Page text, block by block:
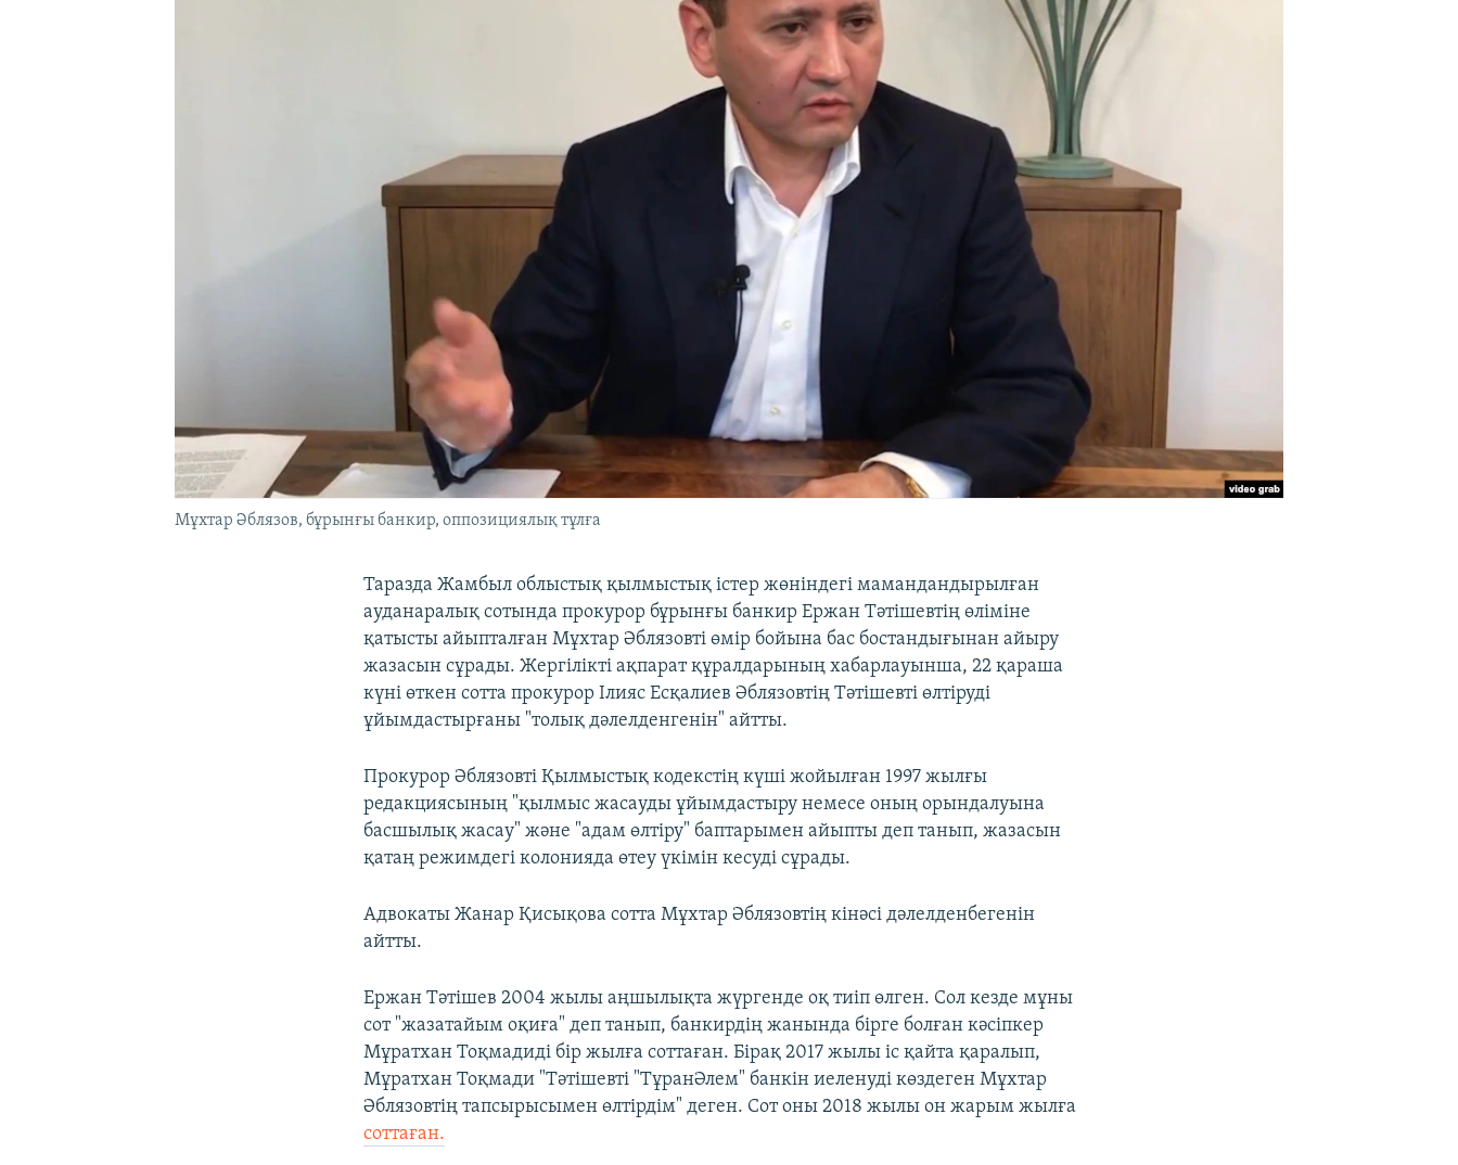
Мұхтар Әблязов, бұрынғы банкир, оппозициялық тұлға
Таразда Жамбыл облыстық қылмыстық істер жөніндегі мамандандырылған
ауданаралық сотында прокурор бұрынғы банкир Ержан Тәтішевтің өліміне
қатысты айыпталған Мұхтар Әблязовті өмір бойына бас бостандығынан айыру
жазасын сұрады. Жергілікті ақпарат құралдарының хабарлауынша, 22 қараша
күні өткен сотта прокурор Ілияс Есқалиев Әблязовтің Тәтішевті өлтіруді
ұйымдастырғаны "толық дәлелденгенін" айтты.
Прокурор Әблязовті Қылмыстық кодекстің күші жойылған 1997 жылғы
редакциясының "қылмыс жасауды ұйымдастыру немесе оның орындалуына
басшылық жасау" және "адам өлтіру" баптарымен айыпты деп танып, жазасын
қатаң режимдегі колонияда өтеу үкімін кесуді сұрады.
Адвокаты Жанар Қисықова сотта Мұхтар Әблязовтің кінәсі дәлелденбегенін
айтты.
Ержан Тәтішев 2004 жылы аңшылықта жүргенде оқ тиіп өлген. Сол кезде мұны
сот "жазатайым оқиға" деп танып, банкирдің жанында бірге болған кәсіпкер
Мұратхан Тоқмадиді бір жылға соттаған. Бірақ 2017 жылы іс қайта қаралып,
Мұратхан Тоқмади "Тәтішевті "ТұранӘлем" банкін иеленуді көздеген Мұхтар
Әблязовтің тапсырысымен өлтірдім" деген. Сот оны 2018 жылы он жарым жылға
соттаған.